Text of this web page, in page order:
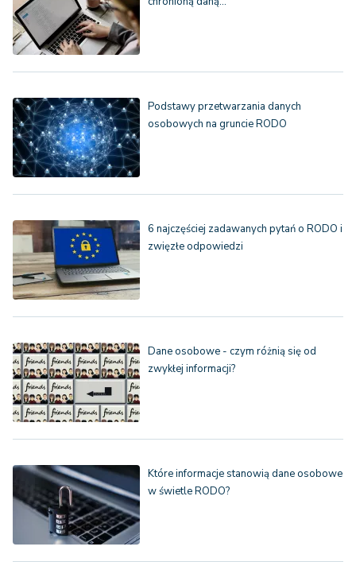
Podstawy przetwarzania danych
osobowych na gruncie RODO
6 najczęściej zadawanych pytań o RODO i
zwięzłe odpowiedzi
Dane osobowe - czym różnią się od
zwykłej informacji?
Które informacje stanowią dane osobowe
w świetle RODO?